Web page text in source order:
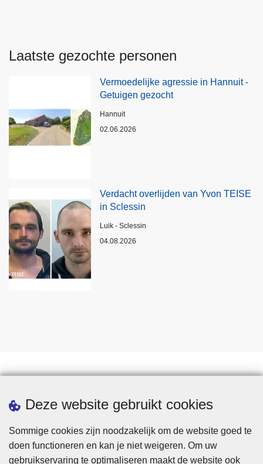
Deze website gebruikt cookies
Sommige cookies zijn noodzakelijk om de website goed te
doen functioneren en kan je niet weigeren. Om uw
gebruikservaring te optimaliseren maakt de website ook
Laatste gezochte personen
Vermoedelijke agressie in Hannuit -
Getuigen gezocht
Plaats
Hannuit
02.06.2026
Verdacht overlijden van Yvon TEISE
in Sclessin
Plaats
Luik - Sclessin
04.08.2026